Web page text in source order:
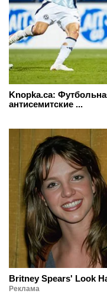
Knopka.ca:
антисемитские ...
Britney Spears' Look
Реклама